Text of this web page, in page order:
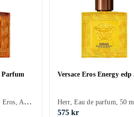
Parfum
Herr, Parfum, 50 ml, Eros, Apelsin, Mandarin, Kardemumma, Vetiver, Rökelse, Patchouli, Karamell, Oud
Versace Eros Energy edp
575 kr